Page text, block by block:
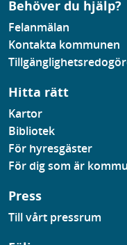
Behöver du hjälp?
Felanmälan
Kontakta kommunen
Hitta rätt
Kartor
Bibliotek
För hyresgäster
För dig som är
Press
Till vårt pressrum